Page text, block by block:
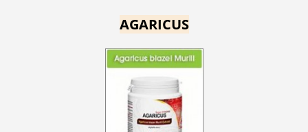
AGARICUS